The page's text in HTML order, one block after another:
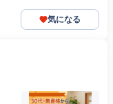
気になる